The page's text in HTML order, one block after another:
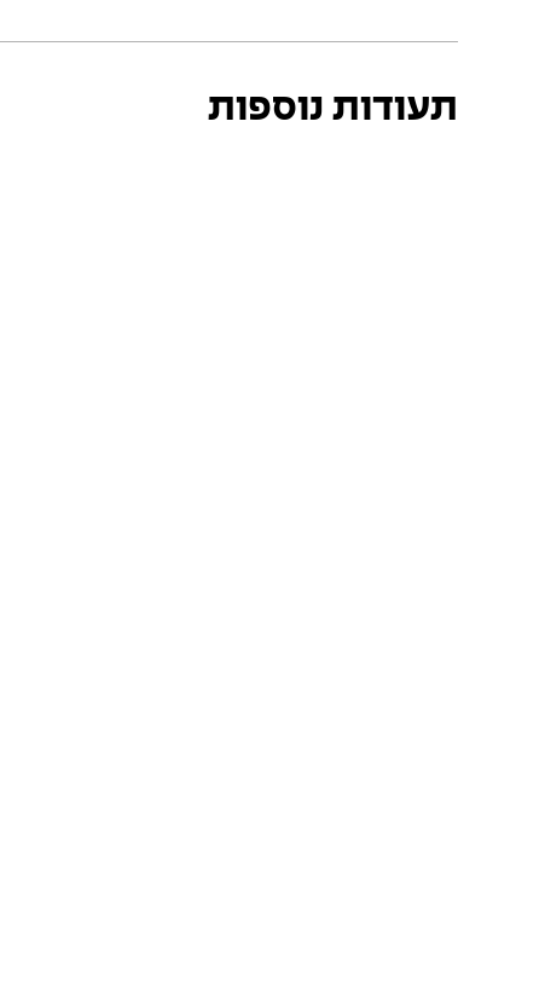
תעודות נוספות